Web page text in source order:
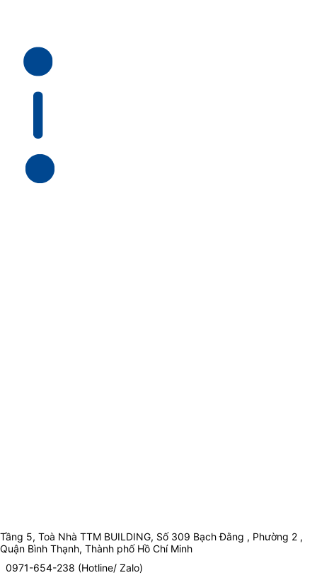
Tầng 5, Toà Nhà TTM BUILDING, Số 309 Bạch Đằng , Phường 2 ,
Quận Bình Thạnh, Thành phố Hồ Chí Minh
0971-654-238 (Hotline/ Zalo)